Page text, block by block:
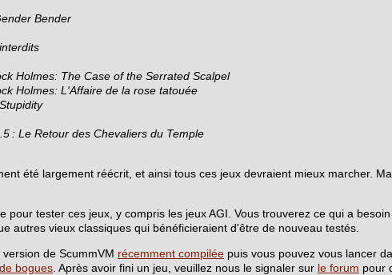
Bender
Holmes: The Case of the Serrated Scalpel
Holmes: L'Affaire de la rose tatouée
: Le Retour des Chevaliers du Temple
été largement réécrit, et ainsi tous ces jeux devraient mieux marcher.
pour tester ces jeux, y compris les jeux AGI. Vous trouverez ce qui a
autres vieux classiques qui bénéficieraient d'être de nouveau testés.
de ScummVM récemment compilée puis vous pouvez vous lancer
bogues . Après avoir fini un jeu, veuillez nous le signaler sur le forum pour